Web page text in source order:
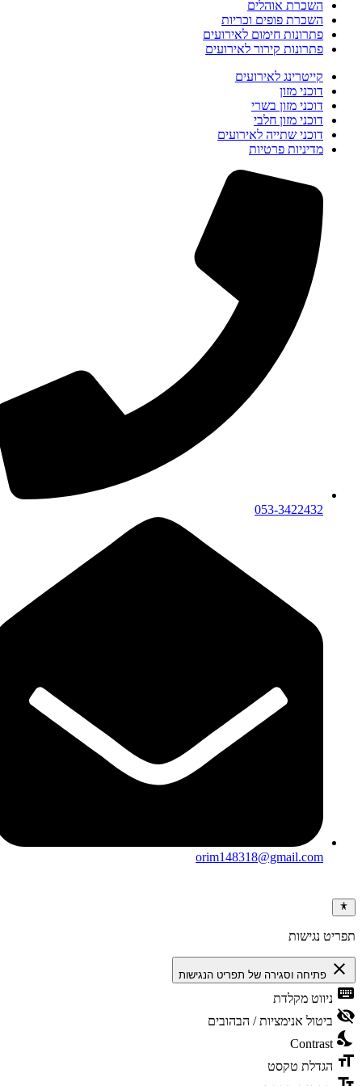
השכרת אוהלים
השכרת פופים וכריות
פתרונות חימום לאירועים
פתרונות קירור לאירועים
קייטרינג לאירועים
דוכני מזון
דוכני מזון בשרי
דוכני מזון חלבי
דוכני שתייה לאירועים
מדיניות פרטיות
053-3422432
orim148318@gmail.com
נגישות
close פתיחה וסגירה של תפריט הנגישות
ניווט מקלדת
ביטול אנימציות / הבהובים
Contrast
הגדלת טקסט